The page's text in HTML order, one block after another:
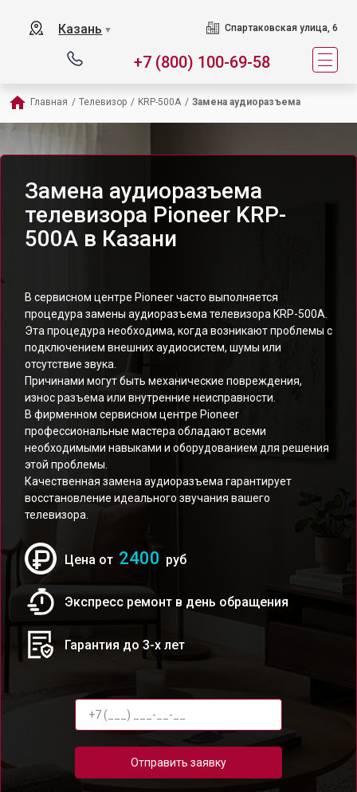
Казань ▼ Спартаковская улица, 6
+7 (800) 100-69-58
Главная / Телевизор / KRP-500A / Замена аудиоразъема
Замена аудиоразъема
телевизора Pioneer KRP-
500A в Казани
В сервисном центре Pioneer часто выполняется
процедура замены аудиоразъема телевизора KRP-500A.
Эта процедура необходима, когда возникают проблемы с
подключением внешних аудиосистем, шумы или
отсутствие звука.
Причинами могут быть механические повреждения,
износ разъема или внутренние неисправности.
В фирменном сервисном центре Pioneer
профессиональные мастера обладают всеми
необходимыми навыками и оборудованием для решения
этой проблемы.
Качественная замена аудиоразъема гарантирует
восстановление идеального звучания вашего
телевизора.
Цена от 2400 руб
Экспресс ремонт в день обращения
Гарантия до 3-х лет
Отправить заявку